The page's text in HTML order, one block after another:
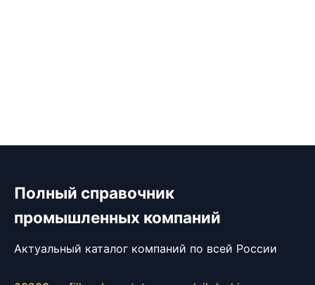
Полный справочник
промышленных компаний
Актуальный каталог компаний по всей России